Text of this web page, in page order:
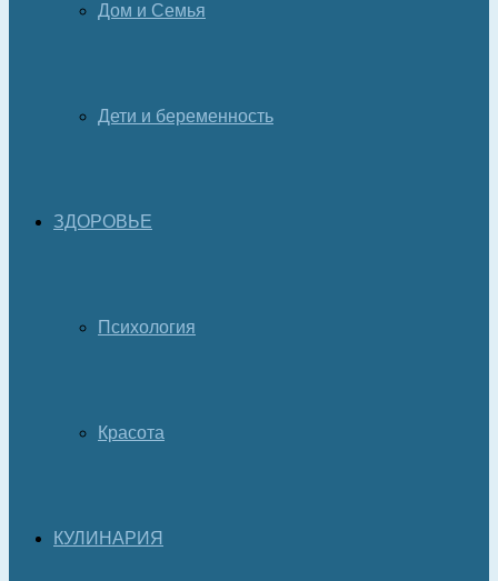
Дом и Семья
Дети и беременность
ЗДОРОВЬЕ
Психология
Красота
КУЛИНАРИЯ